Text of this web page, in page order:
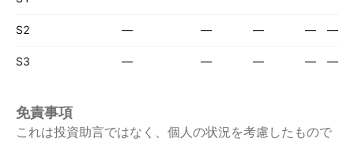
S2 — — — — —
S3 — — — — —
免責事項
これは投資助言ではなく、個人の状況を考慮したもので